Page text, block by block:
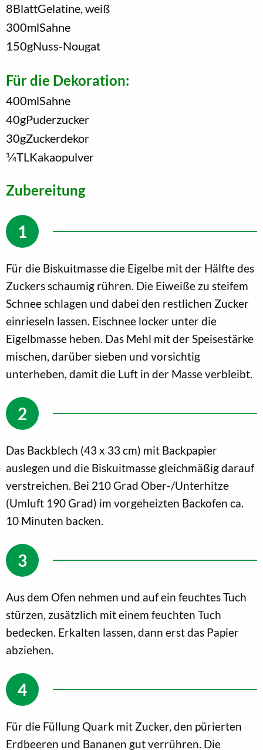
8BlattGelatine, weiß
300mlSahne
150gNuss-Nougat
Für die Dekoration:
400mlSahne
40gPuderzucker
30gZuckerdekor
1/4TL Kakaopulver
Zubereitung
Für die Biskuitmasse die Eigelbe mit der Hälfte des
Zuckers schaumig rühren. Die Eiweiße zu steifem
Schnee schlagen und dabei den restlichen Zucker
einrieseln lassen. Eischnee locker unter die
Eigelbmasse heben. Das Mehl mit der Speisestärke
mischen, darüber sieben und vorsichtig
unterheben, damit die Luft in der Masse verbleibt.
Das Backblech (43 x 33 cm) mit Backpapier
auslegen und die Biskuitmasse gleichmäßig darauf
verstreichen. Bei 210 Grad Ober-/Unterhitze
(Umluft 190 Grad) im vorgeheizten Backofen ca.
10 Minuten backen.
Aus dem Ofen nehmen und auf ein feuchtes Tuch
stürzen, zusätzlich mit einem feuchten Tuch
bedecken. Erkalten lassen, dann erst das Papier
abziehen.
Für die Füllung Quark mit Zucker, den pürierten
Erdbeeren und Bananen gut verrühren. Die